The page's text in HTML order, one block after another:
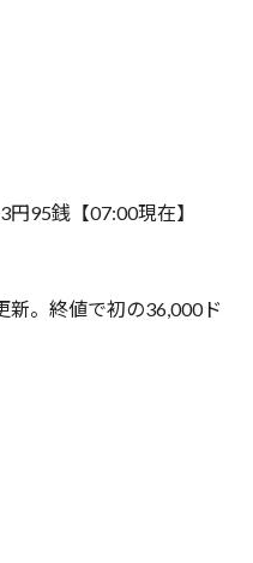
円95銭【‪‪07:00現在】
新。終値で初の36,000ド